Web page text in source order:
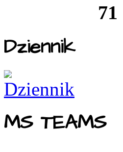
71
Dziennik
MS TEAMS